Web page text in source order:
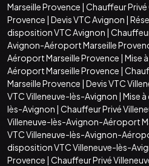
Marseille Provence | Chauffeur
Provence | Devis VTC Avignon |
disposition VTC Avignon |
Avignon-Aéroport Marseille
Aéroport Marseille Provence | Mise
Aéroport Marseille Provence |
Marseille Provence | Devis VTC
VTC Villeneuve-lès-Avignon | Mise
lès-Avignon | Chauffeur Privé
Villeneuve-lès-Avignon-Aéroport
VTC Villeneuve-lès-Avignon-
disposition VTC Villeneuve-lès-
Provence | Chauffeur Privé